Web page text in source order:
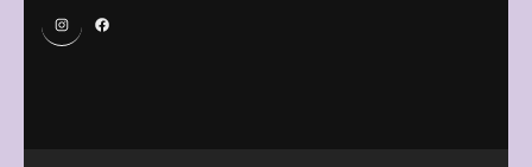
InstagramFacebook